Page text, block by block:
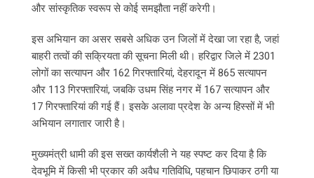
और सांस्कृतिक स्वरूप से कोई समझौता नहीं करेगी।
इस अभियान का असर सबसे अधिक उन जिलों में देखा जा रहा है, जहां
बाहरी तत्वों की सक्रियता की सूचना मिली थी। हरिद्वार जिले में 2301
लोगों का सत्यापन और 162 गिरफ्तारियां, देहरादून में 865 सत्यापन
और 113 गिरफ्तारियां, जबकि उधम सिंह नगर में 167 सत्यापन और
17 गिरफ्तारियां की गई हैं। इसके अलावा प्रदेश के अन्य हिस्सों में भी
अभियान लगातार जारी है।
मुख्यमंत्री धामी की इस सख्त कार्यशैली ने यह स्पष्ट कर दिया है कि
देवभूमि में किसी भी प्रकार की अवैध गतिविधि, पहचान छिपाकर ठगी या